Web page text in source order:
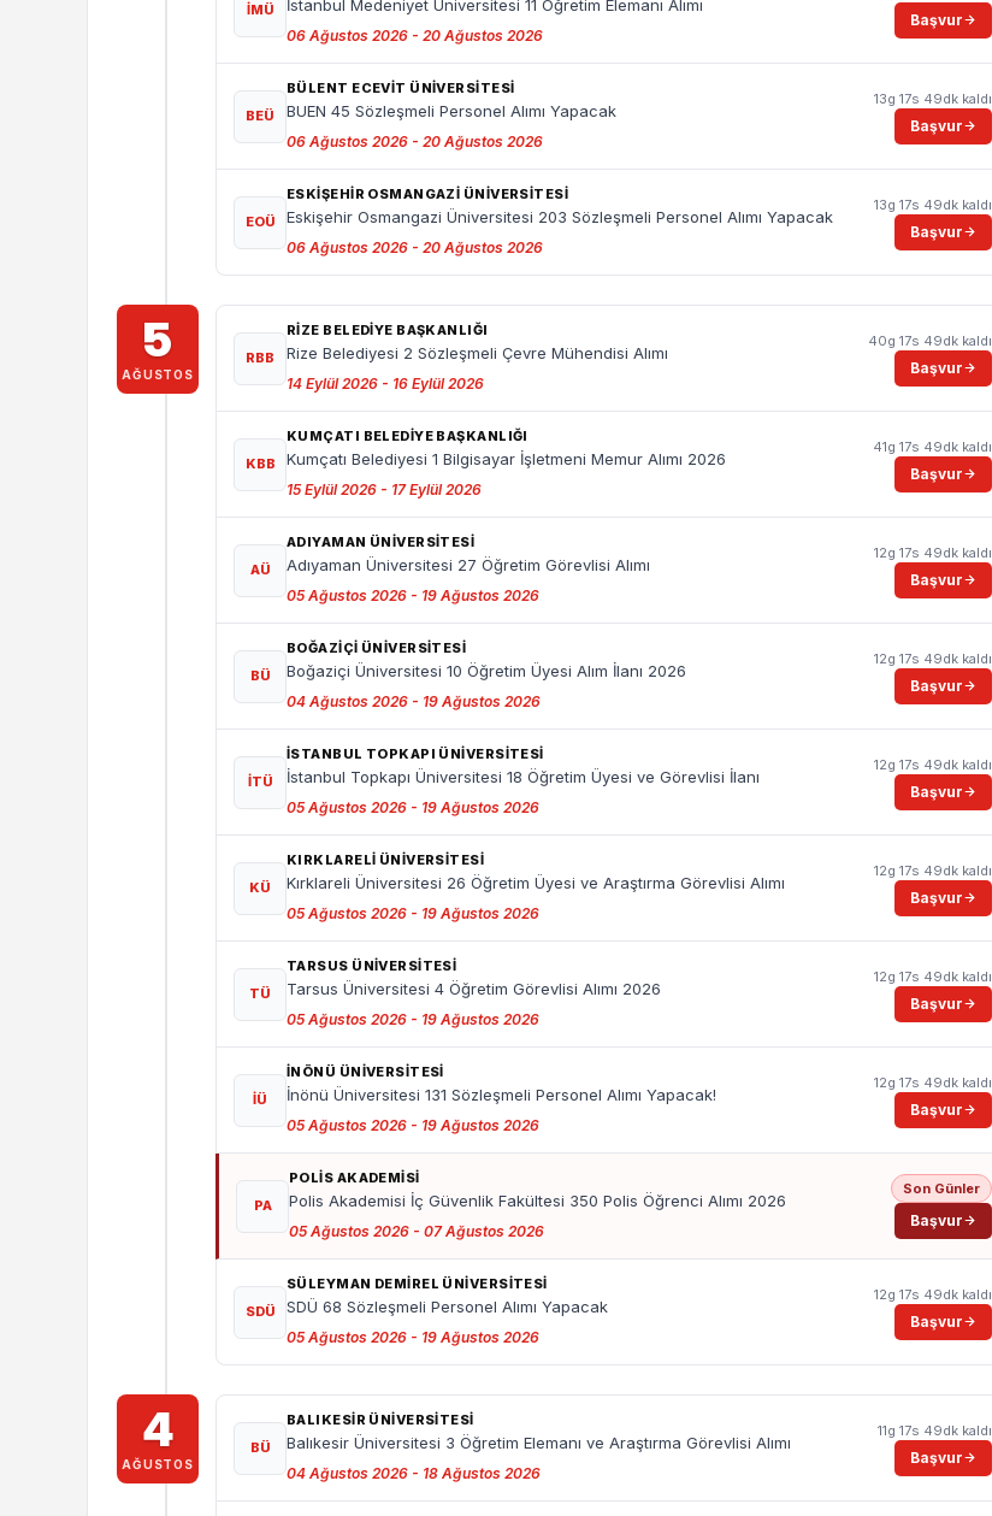
İMÜ İstanbul Medeniyet Üniversitesi 11 Öğretim Elemanı Alımı
06 Ağustos 2026 - 20 Ağustos 2026
Başvur
BEÜ
BÜLENT ECEVİT ÜNİVERSİTESİ
BUEN 45 Sözleşmeli Personel Alımı Yapacak
06 Ağustos 2026 - 20 Ağustos 2026
13g 17s 49dk kaldı
Başvur
EOÜ
ESKİŞEHİR OSMANGAZİ ÜNİVERSİTESİ
Eskişehir Osmangazi Üniversitesi 203 Sözleşmeli Personel Alımı Yapacak
06 Ağustos 2026 - 20 Ağustos 2026
13g 17s 49dk kaldı
Başvur
5
AĞUSTOS
RBB
RIZE BELEDIYE BAŞKANLIĞI
Rize Belediyesi 2 Sözleşmeli Çevre Mühendisi Alımı
14 Eylül 2026 - 16 Eylül 2026
40g 17s 49dk kaldı
Başvur
KBB
KUMÇATI BELEDIYE BAŞKANLIĞI
Kumçatı Belediyesi 1 Bilgisayar İşletmeni Memur Alımı 2026
15 Eylül 2026 - 17 Eylül 2026
41g 17s 49dk kaldı
Başvur
AÜ
ADIYAMAN ÜNİVERSİTESİ
Adıyaman Üniversitesi 27 Öğretim Görevlisi Alımı
05 Ağustos 2026 - 19 Ağustos 2026
12g 17s 49dk kaldı
Başvur
BÜ
BOĞAZIÇI ÜNIVERSITESI
Boğaziçi Üniversitesi 10 Öğretim Üyesi Alım İlanı 2026
04 Ağustos 2026 - 19 Ağustos 2026
12g 17s 49dk kaldı
Başvur
İTÜ
İSTANBUL TOPKAPI ÜNIVERSITESI
İstanbul Topkapı Üniversitesi 18 Öğretim Üyesi ve Görevlisi İlanı
05 Ağustos 2026 - 19 Ağustos 2026
12g 17s 49dk kaldı
Başvur
KÜ
KIRKLARELI ÜNIVERSITESI
Kırklareli Üniversitesi 26 Öğretim Üyesi ve Araştırma Görevlisi Alımı
05 Ağustos 2026 - 19 Ağustos 2026
12g 17s 49dk kaldı
Başvur
TÜ
TARSUS ÜNIVERSITESI
Tarsus Üniversitesi 4 Öğretim Görevlisi Alımı 2026
05 Ağustos 2026 - 19 Ağustos 2026
12g 17s 49dk kaldı
Başvur
İÜ
İNÖNÜ ÜNİVERSİTESİ
İnönü Üniversitesi 131 Sözleşmeli Personel Alımı Yapacak!
05 Ağustos 2026 - 19 Ağustos 2026
12g 17s 49dk kaldı
Başvur
PA
POLİS AKADEMİSİ
Polis Akademisi İç Güvenlik Fakültesi 350 Polis Öğrenci Alımı 2026
05 Ağustos 2026 - 07 Ağustos 2026
Son Günler
Başvur
SDÜ
SÜLEYMAN DEMİREL ÜNİVERSİTESİ
SDÜ 68 Sözleşmeli Personel Alımı Yapacak
05 Ağustos 2026 - 19 Ağustos 2026
12g 17s 49dk kaldı
Başvur
4
AĞUSTOS
BÜ
BALIKESIR ÜNIVERSITESI
Balıkesir Üniversitesi 3 Öğretim Elemanı ve Araştırma Görevlisi Alımı
04 Ağustos 2026 - 18 Ağustos 2026
11g 17s 49dk kaldı
Başvur